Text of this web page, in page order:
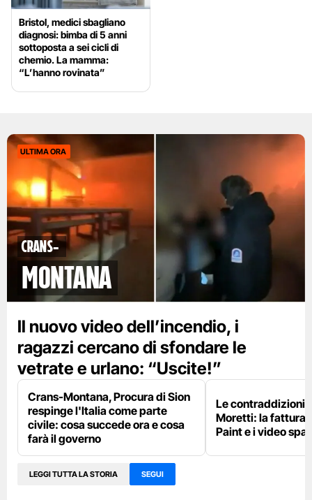
Bristol, medici sbagliano
diagnosi: bimba di 5 anni
sottoposta a sei cicli di
chemio. La mamma:
“L’hanno rovinata”
ULTIMA ORA
Crans-
Montana
Il nuovo video dell’incendio, i
ragazzi cercano di sfondare le
vetrate e urlano: “Uscite!”
Crans-Montana, Procura di Sion
respinge l'Italia come parte
civile: cosa succede ora e cosa
farà il governo
Le contraddizioni
Moretti: la fattura
Paint e i video
LEGGI TUTTA LA STORIA SEGUI